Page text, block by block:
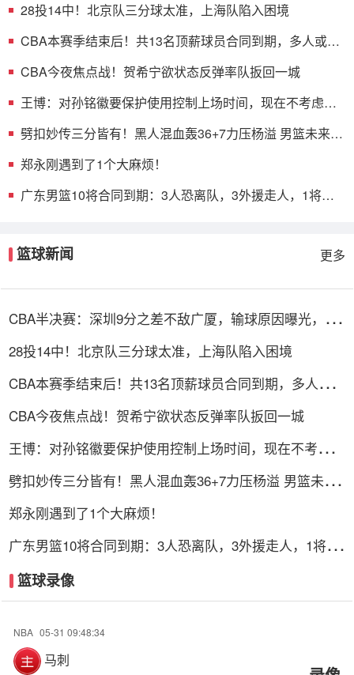
28投14中！北京队三分球太准，上海队陷入困境
CBA本赛季结束后！共13名顶薪球员合同到期，多人或遭
CBA今夜焦点战！贺希宁欲状态反弹率队扳回一城
王博：对孙铭徽要保护使用控制上场时间，现在不考虑总
劈扣妙传三分皆有！黑人混血轰36+7力压杨溢 男篮未来十
郑永刚遇到了1个大麻烦！
广东男篮10将合同到期：3人恐离队，3外援走人，1将或
篮球新闻 更多
CBA半决赛：深圳9分之差不敌广厦，输球原因曝光，3人
28投14中！北京队三分球太准，上海队陷入困境
CBA本赛季结束后！共13名顶薪球员合同到期，多人或遭
CBA今夜焦点战！贺希宁欲状态反弹率队扳回一城
王博：对孙铭徽要保护使用控制上场时间，现在不考虑总
劈扣妙传三分皆有！黑人混血轰36+7力压杨溢 男篮未来
郑永刚遇到了1个大麻烦！
广东男篮10将合同到期：3人恐离队，3外援走人，1将或
篮球录像
NBA 05-31 09:48:34
马刺